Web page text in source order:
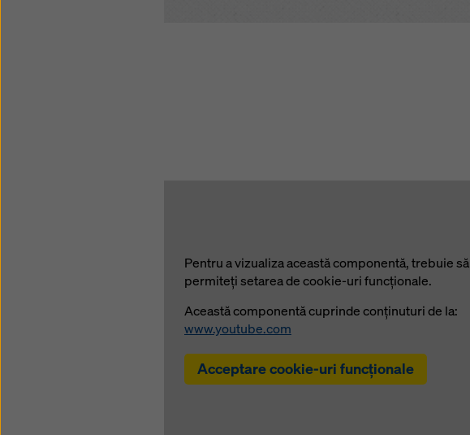
Pentru a vizualiza această componentă, trebuie să
permiteţi setarea de cookie-uri funcţionale.
Această componentă cuprinde conţinuturi de la:
www.youtube.com
Acceptare cookie-uri funcţionale